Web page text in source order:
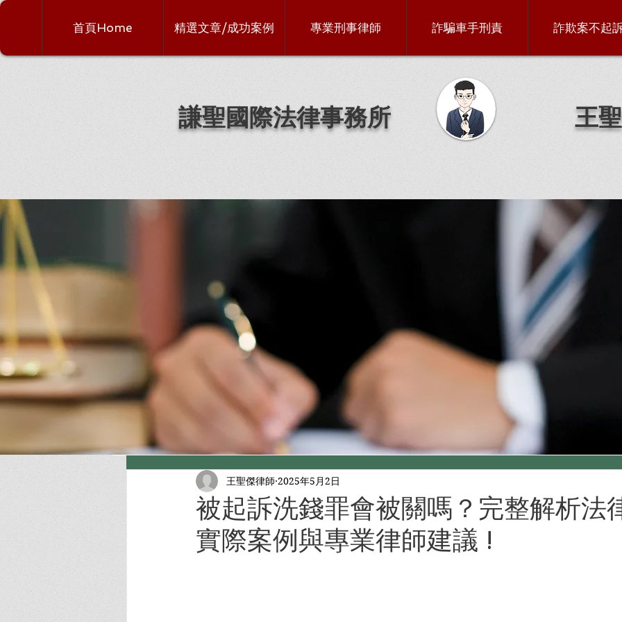
首頁Home 精選文章/成功案例 專業刑事律師 詐騙車手刑責 詐欺案不起
謙聖國際法律事務所 王
被起訴洗錢罪會被關嗎？完整解析法
實際案例與專業律師建議 !
王聖傑律師 2025年5月2日